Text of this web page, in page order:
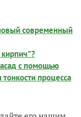
современный
с помощью
процесса